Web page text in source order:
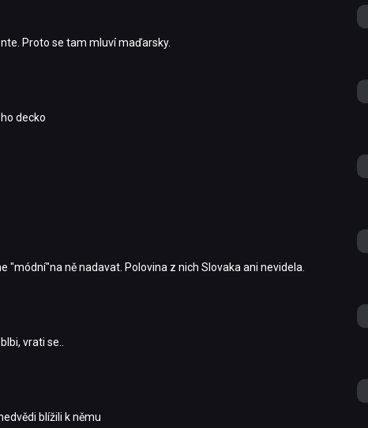
Proto se tam mluví maďarsky.
decko
"módní"na ně nadavat. Polovina z nich Slovaka ani nevidela.
vrati se..
blížili k němu